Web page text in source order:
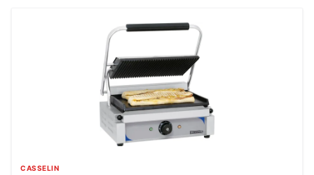
CASSELIN